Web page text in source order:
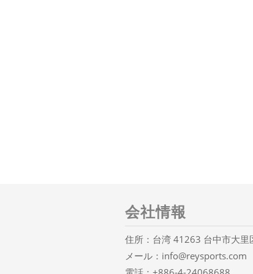
会社情報
住所：台湾 41263 台中市大里
メール： info@reysports.com